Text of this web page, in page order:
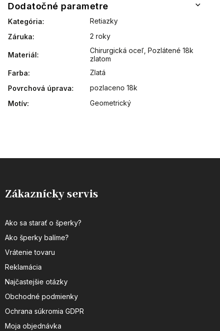
Dodatočné parametre
Kategória:
Retiazky
Záruka: 2 roky
Materiál:
Chirurgická oceľ Pozlátené 18k
zlatom
Farba:
Zlatá
Povrchová úprava:
pozlaceno 18k
Motív: Geometrický
Zákaznícky servis
Ako sa starať o šperky?
Ako šperky balíme?
Vrátenie tovaru
Reklamácia
Najčastejšie otázky
Obchodné podmienky
Ochrana súkromia GDPR
Moja objednávka